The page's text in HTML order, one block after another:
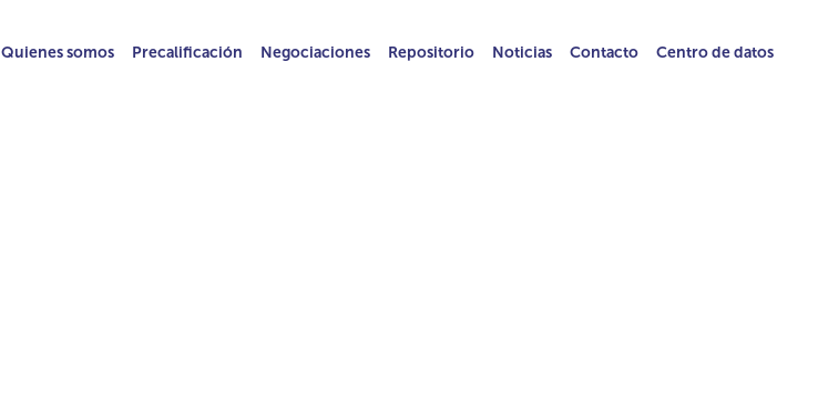
Quienes somos Precalificación Negociaciones Repositorio Noticias Contacto Centro de datos